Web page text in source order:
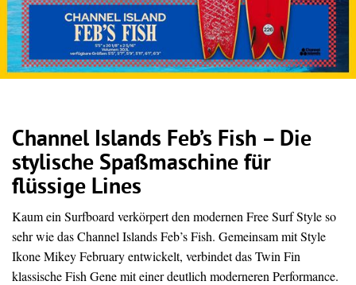
Channel Islands Feb’s Fish – Die
stylische Spaßmaschine für
flüssige Lines
Kaum ein Surfboard verkörpert den modernen Free Surf Style so
sehr wie das Channel Islands Feb’s Fish. Gemeinsam mit Style
Ikone Mikey February entwickelt, verbindet das Twin Fin
klassische Fish Gene mit einer deutlich moderneren Performance.